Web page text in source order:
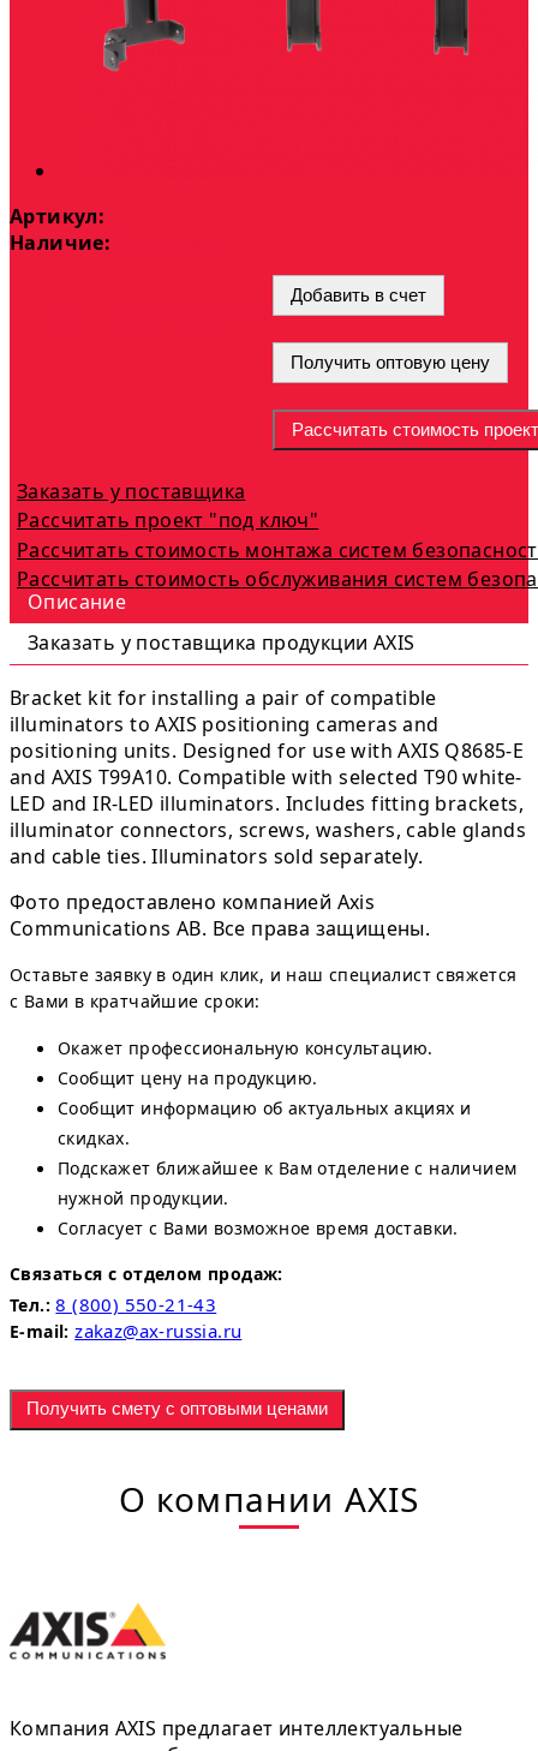
Артикул:
Наличие:
опт Добавить в счет
Получить оптовую цену
Рассчитать стоимость
Заказать у поставщика
Рассчитать проект "под ключ"
Рассчитать стоимость монтажа систем
Рассчитать стоимость обслуживания систем
Описание
Заказать у поставщика продукции AXIS
Bracket kit for installing a pair of compatible
illuminators to AXIS positioning cameras and
positioning units. Designed for use with AXIS Q8685-E
and AXIS T99A10. Compatible with selected T90 white-
LED and IR-LED illuminators. Includes fitting brackets,
illuminator connectors, screws, washers, cable glands
and cable ties. Illuminators sold separately.
Фото предоставлено компанией Axis
Communications AB. Все права защищены.
Оставьте заявку в один клик, и наш специалист свяжется
с Вами в кратчайшие сроки:
Окажет профессиональную консультацию.
Сообщит цену на продукцию.
Сообщит информацию об актуальных акциях и
скидках.
Подскажет ближайшее к Вам отделение с наличием
нужной продукции.
Согласует с Вами возможное время доставки.
Связаться с отделом продаж:
Тел.: 8 (800) 550-21-43
E-mail: zakaz@ax-russia.ru
Получить смету с оптовыми ценами
О компании AXIS
Компания AXIS предлагает интеллектуальные